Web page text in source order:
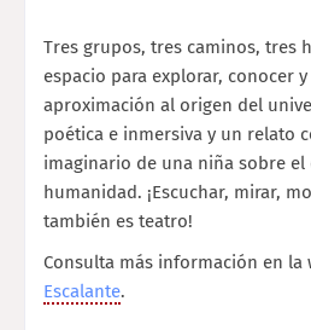
Tres grupos, tres caminos, tres
espacio para explorar, conocer
aproximación al origen del
poética e inmersiva y un relato
imaginario de una niña sobre
humanidad. ¡Escuchar, mirar,
también es teatro!
Consulta más información en la
Escalante.